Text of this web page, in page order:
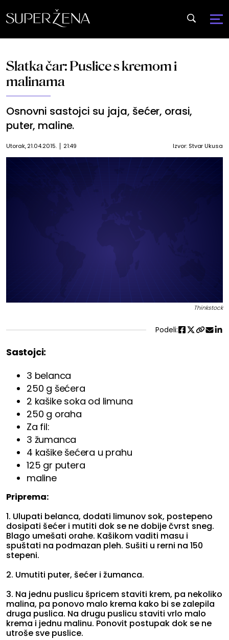
Slatka čar: Puslice s kremom i
malinama
Osnovni sastojci su jaja, šećer, orasi,
puter, maline.
Utorak, 21.04.2015. 21:49 Izvor: Stvar Ukusa
Thinkstock
Podeli:
Sastojci:
3 belanca
250 g šećera
2 kašike soka od limuna
250 g oraha
Za fil:
3 žumanca
4 kašike šećera u prahu
125 gr putera
maline
Priprema:
1. Ulupati belanca, dodati limunov sok, postepeno
dosipati šećer i mutiti dok se ne dobije čvrst sneg.
Blago umešati orahe. Kašikom vaditi masu i
spuštati na podmazan pleh. Sušiti u rerni na 150
stepeni.
2. Umutiti puter, šećer i žumanca.
3. Na jednu puslicu špricem staviti krem, pa nekoliko
malina, pa ponovo malo krema kako bi se zalepila
druga puslica. Na drugu puslicu staviti vrlo malo
krema i jednu malinu. Ponovit postupak dok se ne
utroše sve puslice.